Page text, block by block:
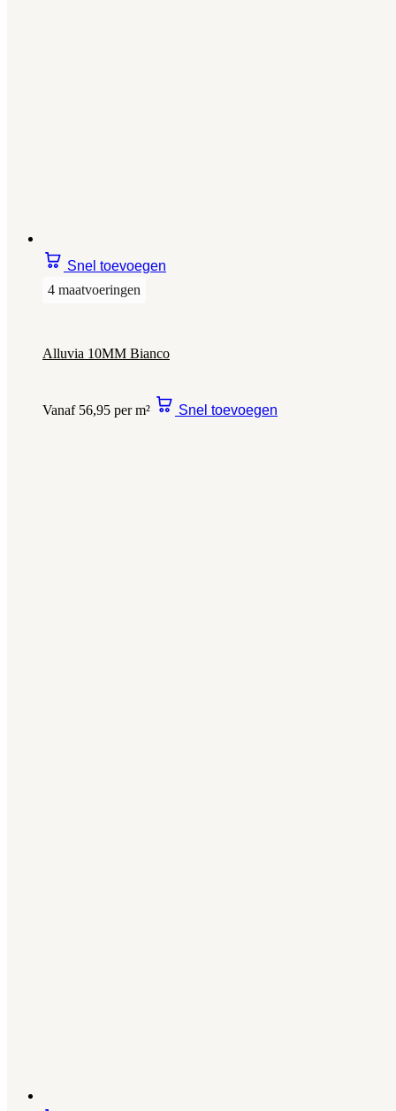
Snel toevoegen
4 maatvoeringen
Alluvia 10MM Bianco
Vanaf 56,95 per m² Snel toevoegen